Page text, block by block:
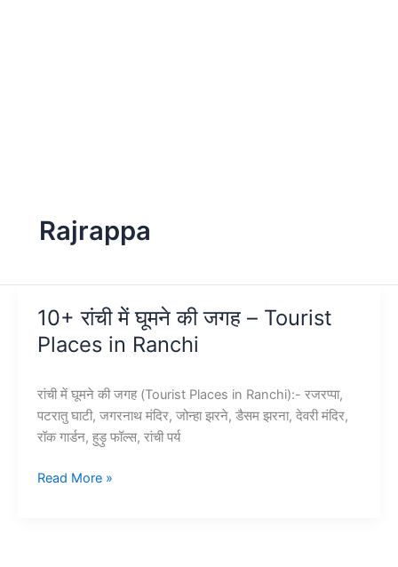
Rajrappa
10+ रांची में घूमने की जगह – Tourist
Places in Ranchi
रांची में घूमने की जगह (Tourist Places in Ranchi):- रजरप्पा,
पटरातु घाटी, जगरनाथ मंदिर, जोन्हा झरने, डैसम झरना, देवरी मंदिर,
रॉक गार्डन, हुड़ु फॉल्स, रांची पर्य
10+
Read More »